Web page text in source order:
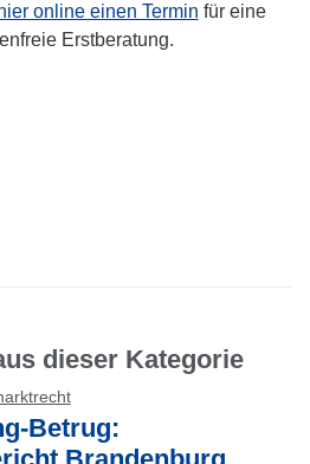
hier online einen Termin für eine
Erstberatung.
dieser Kategorie
Betrug:
Brandenburg